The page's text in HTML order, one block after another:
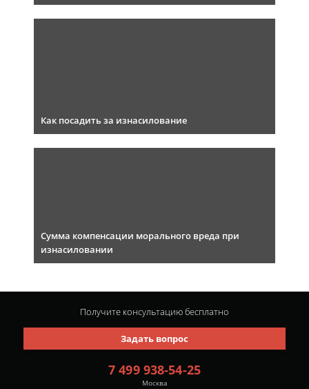
Как посадить за изнасилование
Сумма компенсации морального вреда при
изнасиловании
7 499 938-54-25
Москва
Задать вопрос
Получите консультациюбесплатно